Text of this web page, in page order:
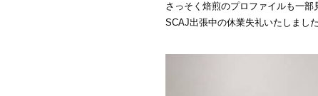
さっそく焙煎のプロファイルも一部
SCAJ出張中の休業失礼いたしまし